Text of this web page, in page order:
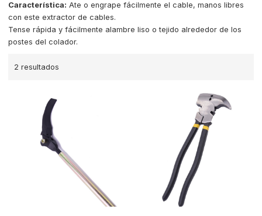
Característica: Ate o engrape fácilmente el cable, manos libres
con este extractor de cables.
Tense rápida y fácilmente alambre liso o tejido alrededor de los
postes del colador.
2 resultados